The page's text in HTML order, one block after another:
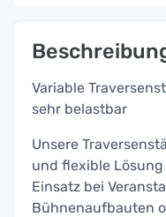
Variable
sehr belastbar
Unsere
und flexible
Einsatz bei
Bühnenaufbauten